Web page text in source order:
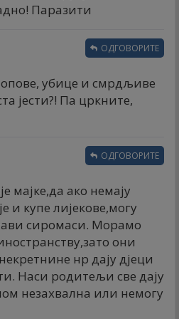
Паразити
убице и смрдљиве
јести?! Па цркните,
ОДГОВОРИТЕ
мајке,да ако немају
и купе лијекове,могу
сиромаси. Морамо
они
нр дају дјеци
Наси родитељи све дају
незахвална или немогу
ОДГОВОРИТЕ